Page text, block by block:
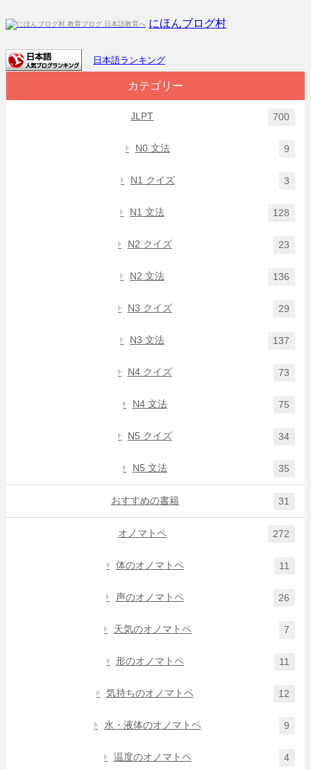
にほんブログ村
日本語ランキング
カテゴリー
JLPT 700
N0 文法 9
N1 クイズ 3
N1 文法 128
N2 クイズ 23
N2 文法 136
N3 クイズ 29
N3 文法 137
N4 クイズ 73
N4 文法 75
N5 クイズ 34
N5 文法 35
おすすめの書籍 31
オノマトペ 272
体のオノマトペ 11
声のオノマトペ 26
天気のオノマトペ 7
形のオノマトペ 11
気持ちのオノマトペ 12
水・液体のオノマトペ 9
温度のオノマトペ 4